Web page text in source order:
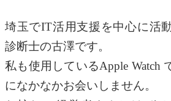
埼玉でIT活用支援を中心に活
診断士の古澤です。
私も使用しているApple Watch
になかなかお会いしません。